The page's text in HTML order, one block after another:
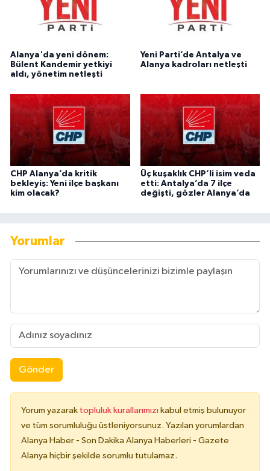
Alanya'da yeni dönem:
Bülent Kandemir yetkiyi
aldı, yönetim netleşti
Yeni Parti’de Antalya ve
Alanya kadroları netleşti
CHP Alanya’da kritik
bekleyiş: Yeni ilçe başkanı
kim olacak?
Üç kuşaklık CHP’li isim veda
etti: Antalya’da 7 ilçe
değişti, gözler Alanya’da
Yorumlar
Gönder
Yorum yazarak topluluk kurallarımızı kabul etmiş bulunuyor
ve tüm sorumluluğu üstleniyorsunuz. Yazılan yorumlardan
Alanya Haber - Son Dakika Alanya Haberleri - Gazete
Alanya hiçbir şekilde sorumlu tutulamaz.